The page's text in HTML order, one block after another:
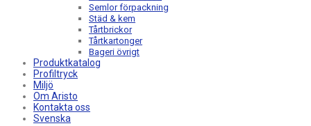
Semlor förpackning
Städ & kem
Tårtbrickor
Tårtkartonger
Bageri övrigt
Produktkatalog
Profiltryck
Miljö
Om Aristo
Kontakta oss
Svenska